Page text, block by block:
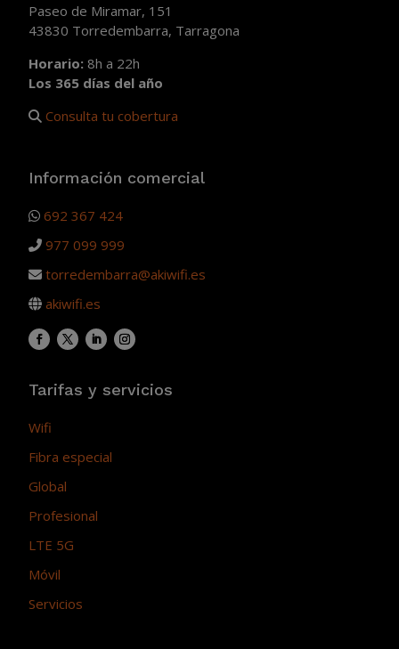
Paseo de Miramar, 151
43830 Torredembarra, Tarragona
Horario: 8h a 22h
Los 365 días del año
Consulta tu cobertura
Información comercial
692 367 424
977 099 999
torredembarra@akiwifi.es
akiwifi.es
Tarifas y servicios
Wifi
Fibra especial
Global
Profesional
LTE 5G
Móvil
Servicios